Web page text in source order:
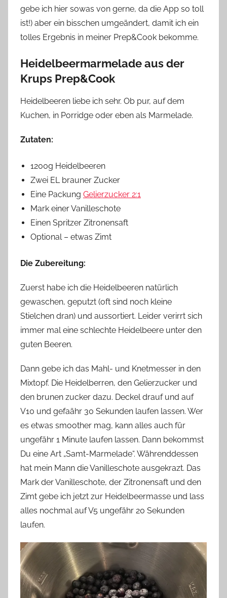
gebe ich hier sowas von gerne, da die App so toll
ist!) aber ein bisschen umgeändert, damit ich ein
tolles Ergebnis in meiner Prep&Cook bekomme.
Heidelbeermarmelade aus der
Krups Prep&Cook
Heidelbeeren liebe ich sehr. Ob pur, auf dem
Kuchen, in Porridge oder eben als Marmelade.
Zutaten:
1200g Heidelbeeren
Zwei EL brauner Zucker
Eine Packung Gelierzucker 2:1
Mark einer Vanilleschote
Einen Spritzer Zitronensaft
Optional – etwas Zimt
Die Zubereitung:
Zuerst habe ich die Heidelbeeren natürlich
gewaschen, geputzt (oft sind noch kleine
Stielchen dran) und aussortiert. Leider verirrt sich
immer mal eine schlechte Heidelbeere unter den
guten Beeren.
Dann gebe ich das Mahl- und Knetmesser in den
Mixtopf. Die Heidelberren, den Gelierzucker und
den brunen zucker dazu. Deckel drauf und auf
V10 und gefaähr 30 Sekunden laufen lassen. Wer
es etwas smoother mag, kann alles auch für
ungefähr 1 Minute laufen lassen. Dann bekommst
Du eine Art „Samt-Marmelade“. Währenddessen
hat mein Mann die Vanilleschote ausgekrazt. Das
Mark der Vanilleschote, der Zitronensaft und den
Zimt gebe ich jetzt zur Heidelbeermasse und lass
alles nochmal auf V5 ungefähr 20 Sekunden
laufen.